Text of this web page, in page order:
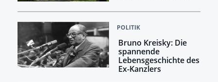
POLITIK
Bruno Kreisky: Die
spannende
Lebensgeschichte des
Ex-Kanzlers